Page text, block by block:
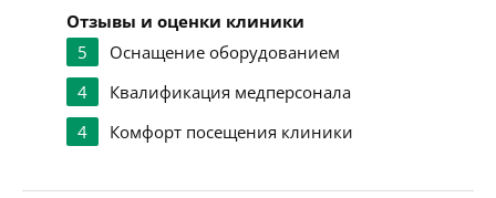
Отзывы и оценки клиники
5
Оснащение оборудованием
4
Квалификация медперсонала
4
Комфорт посещения клиники